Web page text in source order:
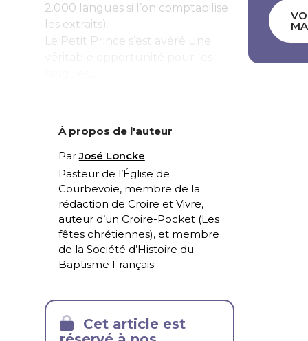
2.000 langues si l’on comptabilise
les extraits).
Le Petit Prince s’est avéré une
À propos de l'auteur
ParJosé Loncke
Pasteur de l’Église de
Courbevoie, membre de la
rédaction de Croire et Vivre,
auteur d’un Croire-Pocket (Les
fêtes chrétiennes), et membre
de la Société d’Histoire du
Baptisme Français.
Cet article est